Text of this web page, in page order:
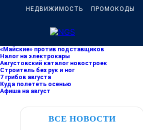
НЕДВИЖИМОСТЬ ПРОМОКОДЫ
«Майские» против подставщиков
Налог на электрокары
Августовский каталог новостроек
Строитель без рук и ног
7 грибов августа
Куда полететь осенью
Афиша на август
ВСЕ НОВОСТИ